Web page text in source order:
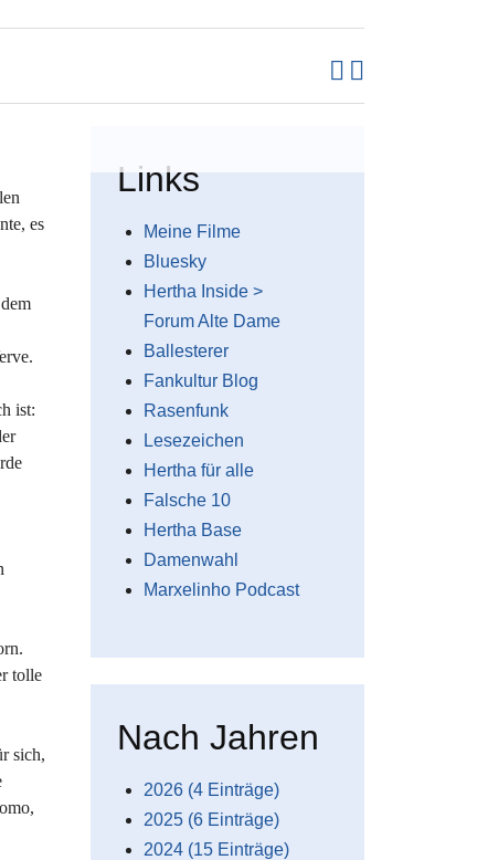
es
ist:
tolle
sich,
Links
Meine Filme
Bluesky
Hertha Inside >
Forum Alte Dame
Ballesterer
Fankultur Blog
Rasenfunk
Lesezeichen
Hertha für alle
Falsche 10
Hertha Base
Damenwahl
Marxelinho Podcast
Nach Jahren
2026 (4 Einträge)
2025 (6 Einträge)
2024 (15 Einträge)